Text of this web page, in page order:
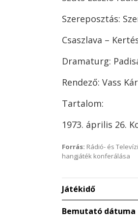
Szereposztás:
Csaszlava –
Dramaturg:
Rendező: Vass
Tartalom:
1973. április 26.
Forrás: Rádió- és
hangjáték konferálása
Játékidő
Bemutató dátuma